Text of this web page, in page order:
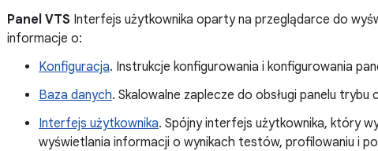
Panel VTS Interfejs użytkownika oparty na przeglądarce do
informacje o:
Konfiguracja. Instrukcje konfigurowania i konfigurowania
Baza danych. Skalowalne zaplecze do obsługi panelu trybu
Interfejs użytkownika. Spójny interfejs użytkownika, który
wyświetlania informacji o wynikach testów, profilowaniu i